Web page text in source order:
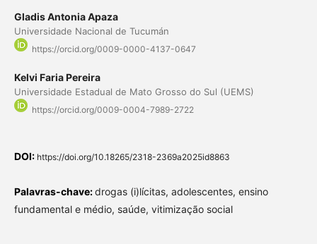
Gladis Antonia Apaza
Universidade Nacional de Tucumán
https://orcid.org/0009-0000-4137-0647
Kelvi Faria Pereira
Universidade Estadual de Mato Grosso do Sul (UEMS)
https://orcid.org/0009-0004-7989-2722
DOI: https://doi.org/10.18265/2318-2369a2025id8863
Palavras-chave:drogas (i)lícitas, adolescentes, ensino
fundamental e médio, saúde, vitimização social